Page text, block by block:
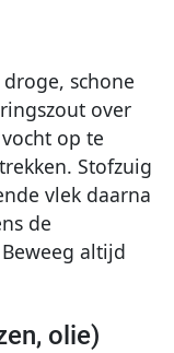
schone
over
op te
Stofzuig
vlek daarna
de
altijd
olie)